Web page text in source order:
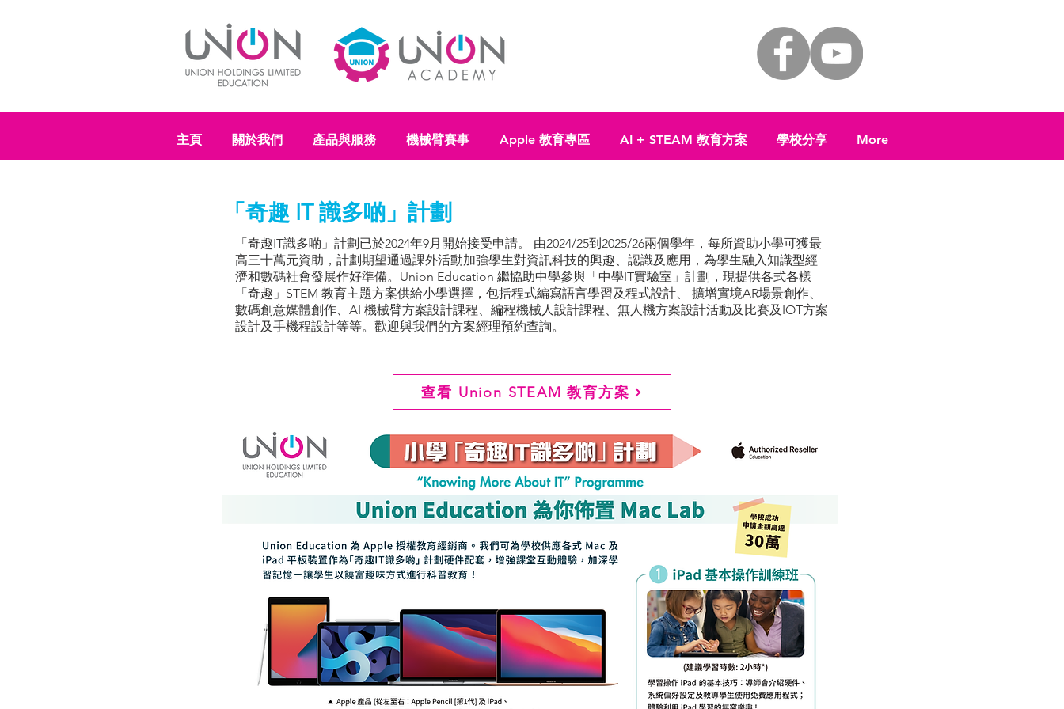
主頁 關於我們 產品與服務 機械臂賽事 Apple 教育專區 AI + STEAM 教育方案 學校分享 More
「奇趣 IT 識多啲」計劃
「奇趣IT識多啲」計劃已於2024年9月開始接受申請。 由2024/25到2025/26兩個學年，每所資助小學可獲最
高三十萬元資助，計劃期望通過課外活動加強學生對資訊科技的興趣、認識及應用，為學生融入知識型經
濟和數碼社會發展作好準備。Union Education 繼協助中學參與「中學IT實驗室」計劃，現提供各式各樣
「奇趣」STEM 教育主題方案供給小學選擇，包括程式編寫語言學習及程式設計、 擴增實境AR場景創作、
數碼創意媒體創作、AI 機械臂方案設計課程、編程機械人設計課程、無人機方案設計活動及比賽及IOT方案
設計及手機程設計等等。歡迎與我們的方案經理預約查詢。
查看 Union STEAM 教育方案